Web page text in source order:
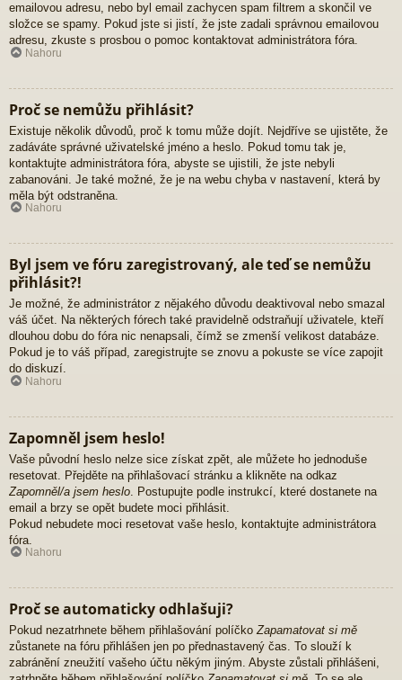
emailovou adresu, nebo byl email zachycen spam filtrem a skončil ve
složce se spamy. Pokud jste si jistí, že jste zadali správnou emailovou
adresu, zkuste s prosbou o pomoc kontaktovat administrátora fóra.
Nahoru
Proč se nemůžu přihlásit?
Existuje několik důvodů, proč k tomu může dojít. Nejdříve se ujistěte, že
zadáváte správné uživatelské jméno a heslo. Pokud tomu tak je,
kontaktujte administrátora fóra, abyste se ujistili, že jste nebyli
zabanováni. Je také možné, že je na webu chyba v nastavení, která by
měla být odstraněna.
Nahoru
Byl jsem ve fóru zaregistrovaný, ale teď se nemůžu
přihlásit?!
Je možné, že administrátor z nějakého důvodu deaktivoval nebo smazal
váš účet. Na některých fórech také pravidelně odstraňují uživatele, kteří
dlouhou dobu do fóra nic nenapsali, čímž se zmenší velikost databáze.
Pokud je to váš případ, zaregistrujte se znovu a pokuste se více zapojit
do diskuzí.
Nahoru
Zapomněl jsem heslo!
Vaše původní heslo nelze sice získat zpět, ale můžete ho jednoduše
resetovat. Přejděte na přihlašovací stránku a klikněte na odkaz
Zapomněl/a jsem heslo . Postupujte podle instrukcí, které dostanete na
email a brzy se opět budete moci přihlásit.
Pokud nebudete moci resetovat vaše heslo, kontaktujte administrátora
fóra.
Nahoru
Proč se automaticky odhlašuji?
Pokud nezatrhnete během přihlašování políčkoZapamatovat si mě
zůstanete na fóru přihlášen jen po přednastavený čas. To slouží k
zabránění zneužití vašeho účtu někým jiným. Abyste zůstali přihlášeni,